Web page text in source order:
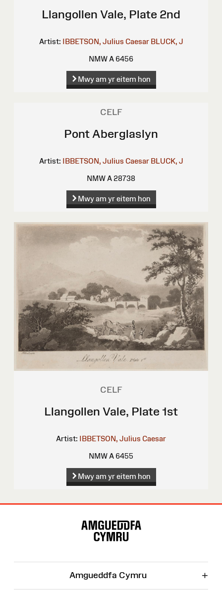
Llangollen Vale, Plate 2nd
Artist: IBBETSON, Julius Caesar BLUCK, J
NMW A 6456
Mwy am yr eitem hon
CELF
Pont Aberglaslyn
Artist: IBBETSON, Julius Caesar BLUCK, J
NMW A 28738
Mwy am yr eitem hon
CELF
Llangollen Vale, Plate 1st
Artist: IBBETSON, Julius Caesar
NMW A 6455
Mwy am yr eitem hon
Amgueddfa Cymru +